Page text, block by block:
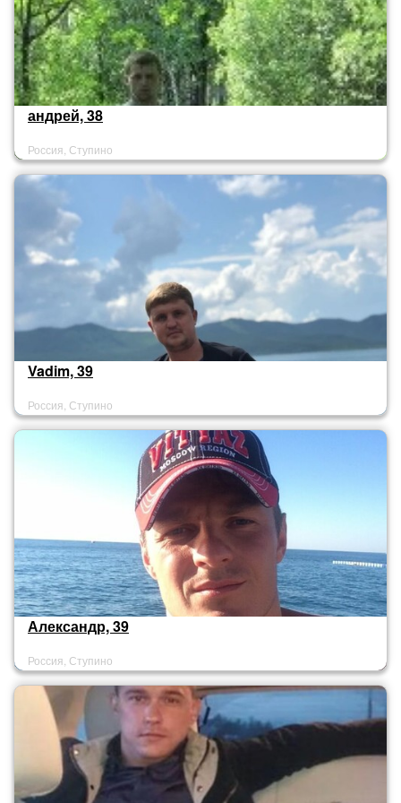
андрей, 38
Россия, Ступино
Vadim, 39
Россия, Ступино
Александр, 39
Россия, Ступино